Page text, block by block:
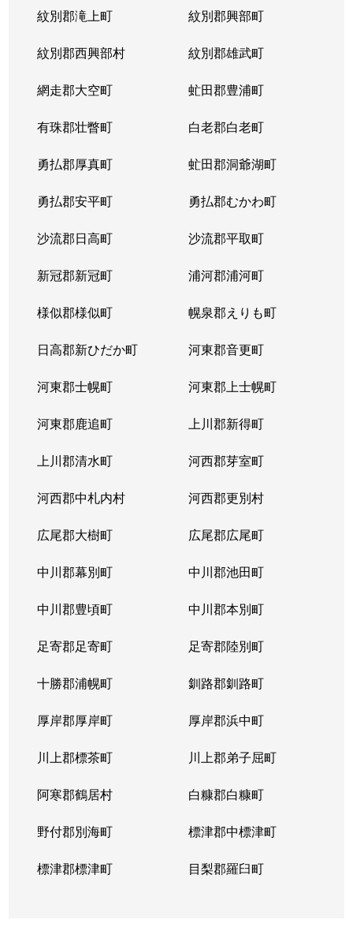
紋別郡滝上町 紋別郡興部町
紋別郡西興部村 紋別郡雄武町
網走郡大空町 虻田郡豊浦町
有珠郡壮瞥町 白老郡白老町
勇払郡厚真町 虻田郡洞爺湖町
勇払郡安平町 勇払郡むかわ町
沙流郡日高町 沙流郡平取町
新冠郡新冠町 浦河郡浦河町
様似郡様似町 幌泉郡えりも町
日高郡新ひだか町 河東郡音更町
河東郡士幌町 河東郡上士幌町
河東郡鹿追町 上川郡新得町
上川郡清水町 河西郡芽室町
河西郡中札内村 河西郡更別村
広尾郡大樹町 広尾郡広尾町
中川郡幕別町 中川郡池田町
中川郡豊頃町 中川郡本別町
足寄郡足寄町 足寄郡陸別町
十勝郡浦幌町 釧路郡釧路町
厚岸郡厚岸町 厚岸郡浜中町
川上郡標茶町 川上郡弟子屈町
阿寒郡鶴居村 白糠郡白糠町
野付郡別海町 標津郡中標津町
標津郡標津町 目梨郡羅臼町